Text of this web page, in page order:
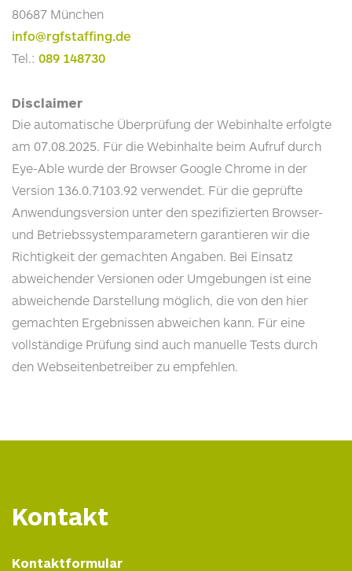
80687 München
info@rgfstaffing.de
Tel.: 089 148730
Disclaimer
Die automatische Überprüfung der Webinhalte erfolgte
am 07.08.2025. Für die Webinhalte beim Aufruf durch
Eye-Able wurde der Browser Google Chrome in der
Version 136.0.7103.92 verwendet. Für die geprüfte
Anwendungsversion unter den spezifizierten Browser-
und Betriebssystemparametern garantieren wir die
Richtigkeit der gemachten Angaben. Bei Einsatz
abweichender Versionen oder Umgebungen ist eine
abweichende Darstellung möglich, die von den hier
gemachten Ergebnissen abweichen kann. Für eine
vollständige Prüfung sind auch manuelle Tests durch
den Webseitenbetreiber zu empfehlen.
Kontakt
Kontaktformular